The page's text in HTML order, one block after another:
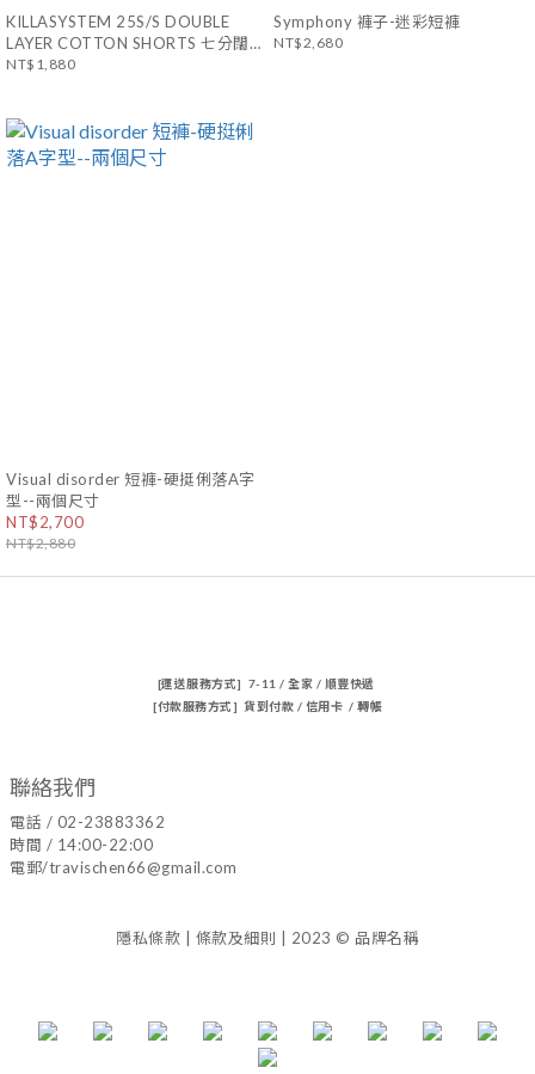
KILLASYSTEM 25S/S DOUBLE
LAYER COTTON SHORTS 七分闊
口棉褲 雙片剪裁
NT$1,880
Symphony 褲子-迷彩短褲
NT$2,680
Visual disorder 短褲-硬挺俐落A字
型--兩個尺寸
NT$2,700
NT$2,880
[運送服務方式] 7-11 / 全家 / 順豐快遞
[付款服務方式] 貨到付款 / 信用卡 / 轉帳
聯絡我們
電話 / 02-23883362
時間 / 14:00-22:00
電郵/travischen66@gmail.com
隱私條款 | 條款及細則 | 2023 © 品牌名稱